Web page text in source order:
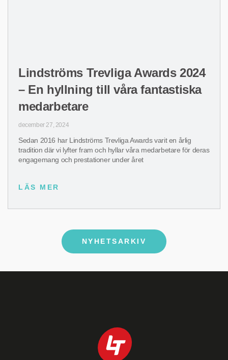
Lindströms Trevliga Awards 2024
– En hyllning till våra fantastiska
medarbetare
december 27, 2024
Sedan 2016 har Lindströms Trevliga Awards varit en årlig
tradition där vi lyfter fram och hyllar våra medarbetare för deras
engagemang och prestationer under året
LÄS MER
NYHETSARKIV